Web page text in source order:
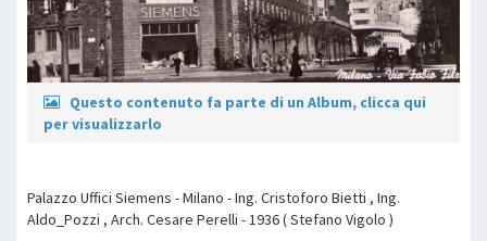
Questo contenuto fa parte di un Album, clicca qui
per visualizzarlo
Palazzo Uffici Siemens - Milano - Ing. Cristoforo Bietti , Ing.
Aldo_Pozzi , Arch. Cesare Perelli - 1936 ( Stefano Vigolo )